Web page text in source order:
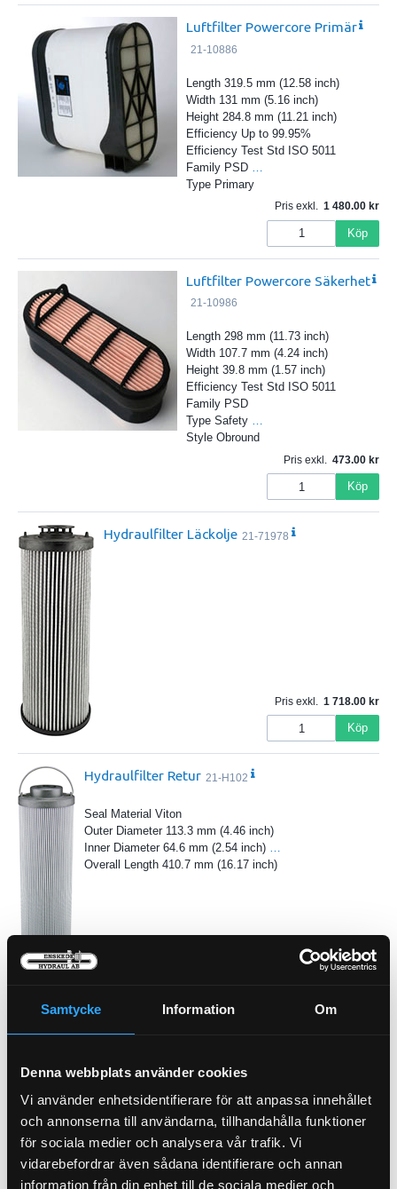
Samtycke Information Om
Denna webbplats använder cookies
Vi använder enhetsidentifierare för att anpassa innehållet
och annonserna till användarna, tillhandahålla funktioner
för sociala medier och analysera vår trafik. Vi
vidarebefordrar även sådana identifierare och annan
information från din enhet till de sociala medier och
Luftfilter Powercore Primär
21-10886
Length 319.5 mm (12.58 inch)
Width 131 mm (5.16 inch)
Height 284.8 mm (11.21 inch)
Efficiency Up to 99.95%
Efficiency Test Std ISO 5011
Family PSD
Type Primary
Pris exkl. 1 480.00
Köp
Luftfilter Powercore Säkerhet
21-10986
Length 298 mm (11.73 inch)
Width 107.7 mm (4.24 inch)
Height 39.8 mm (1.57 inch)
Efficiency Test Std ISO 5011
Family PSD
Type Safety …
Style Obround
Pris exkl. 473.00
Köp
Hydraulfilter Läckolje 21-71978
Pris exkl. 1 718.00
Köp
Hydraulfilter Retur 21-H102
Seal Material Viton
Outer Diameter 113.3 mm (4.46 inch)
Inner Diameter 64.6 mm (2.54 inch)
Overall Length 410.7 mm (16.17 inch)
Köp
Kylvatten Filter